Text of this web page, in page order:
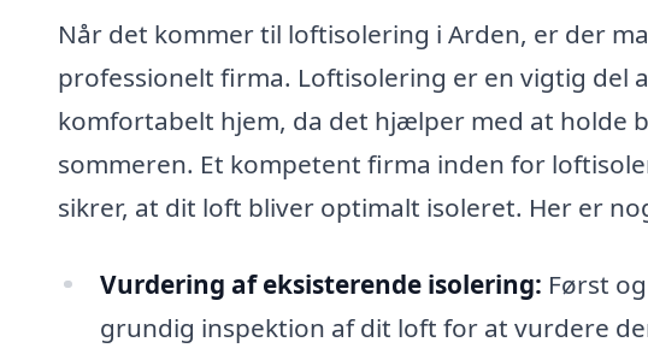
Når det kommer til loftisolering i Arden, er der
professionelt firma. Loftisolering er en vigtig del
komfortabelt hjem, da det hjælper med at holde
sommeren. Et kompetent firma inden for
sikrer, at dit loft bliver optimalt isoleret. Her er
Vurdering af eksisterende isolering: Først
grundig inspektion af dit loft for at vurdere